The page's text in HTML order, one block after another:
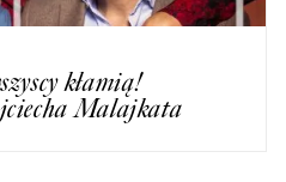
kłamią!
Malajkata